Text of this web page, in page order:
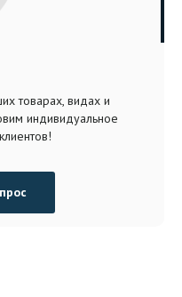
товарах, видах и
индивидуальное